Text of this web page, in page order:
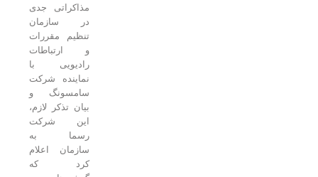
مذاکراتی جدی
در سازمان
تنظیم مقررات
و ارتباطات
رادیویی با
نماینده شرکت
سامسونگ و
بیان تذکر لازم،
این شرکت
رسما به
سازمان اعلام
کرد که